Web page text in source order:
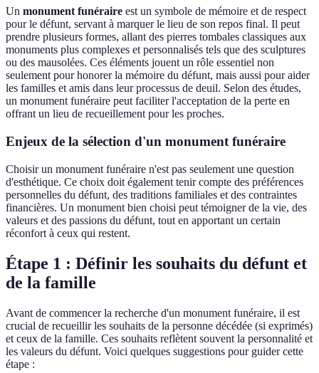
Un monument funéraire est un symbole de mémoire et de respect
pour le défunt, servant à marquer le lieu de son repos final. Il peut
prendre plusieurs formes, allant des pierres tombales classiques aux
monuments plus complexes et personnalisés tels que des sculptures
ou des mausolées. Ces éléments jouent un rôle essentiel non
seulement pour honorer la mémoire du défunt, mais aussi pour aider
les familles et amis dans leur processus de deuil. Selon des études,
un monument funéraire peut faciliter l'acceptation de la perte en
offrant un lieu de recueillement pour les proches.
Enjeux de la sélection d'un monument funéraire
Choisir un monument funéraire n'est pas seulement une question
d'esthétique. Ce choix doit également tenir compte des préférences
personnelles du défunt, des traditions familiales et des contraintes
financières. Un monument bien choisi peut témoigner de la vie, des
valeurs et des passions du défunt, tout en apportant un certain
réconfort à ceux qui restent.
Étape 1 : Définir les souhaits du défunt et
de la famille
Avant de commencer la recherche d'un monument funéraire, il est
crucial de recueillir les souhaits de la personne décédée (si exprimés)
et ceux de la famille. Ces souhaits reflètent souvent la personnalité et
les valeurs du défunt. Voici quelques suggestions pour guider cette
étape :